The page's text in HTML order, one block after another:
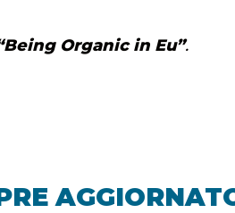
Organic in Eu”.